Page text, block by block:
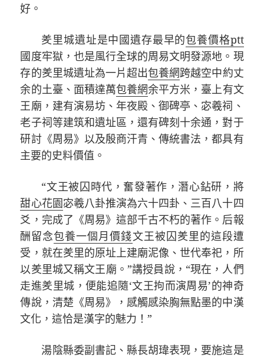
好。
羑里城遺址是中國遺存最早的包養價格ptt
國度牢獄，也是風行全球的周易文明發源地。現
存的羑里城遺址為一片超出包養網跨越空中約丈
余的土臺、面積達萬包養網余平方米，臺上有文
王廟，建有演易坊、年夜殿、御碑亭、宓羲祠、
老子祠等建筑和遺址區，還有碑刻十余通，對于
研討《周易》以及殷商汗青、傳統書法，都具有
主要的史料價值。
“文王被囚時代，奮發著作，潛心鉆研，將
甜心花園宓羲八卦推演為六十四卦、三百八十四
爻，完成了《周易》這部千古不朽的著作。后報
酬留念包養一個月價錢文王被囚羑里的這段遭
受，就在羑里的原址上建廟泥像、世代奉祀，所
以羑里城又稱文王廟。”講授員說，“現在，人們
走進羑里城，便能追隨‘文王拘而演周易’的神奇
傳說，清楚《周易》，感觸感染胸無點墨的中漢
文化，這恰是漢字的魅力！”
湯陰縣委副書記、縣長胡瑋表現，要施這是